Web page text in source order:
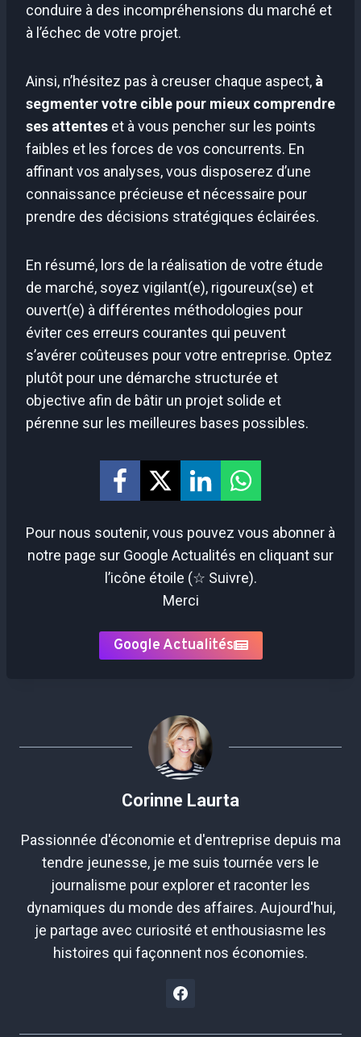
conduire à des incompréhensions du marché et
à l’échec de votre projet.
Ainsi, n’hésitez pas à creuser chaque aspect, à
segmenter votre cible pour mieux comprendre
ses attentes et à vous pencher sur les points
faibles et les forces de vos concurrents. En
affinant vos analyses, vous disposerez d’une
connaissance précieuse et nécessaire pour
prendre des décisions stratégiques éclairées.
En résumé, lors de la réalisation de votre étude
de marché, soyez vigilant(e), rigoureux(se) et
ouvert(e) à différentes méthodologies pour
éviter ces erreurs courantes qui peuvent
s’avérer coûteuses pour votre entreprise. Optez
plutôt pour une démarche structurée et
objective afin de bâtir un projet solide et
pérenne sur les meilleures bases possibles.
Pour nous soutenir, vous pouvez vous abonner à
notre page sur Google Actualités en cliquant sur
l’icône étoile (☆ Suivre).
Merci
Google Actualités
Corinne Laurta
Passionnée d'économie et d'entreprise depuis ma
tendre jeunesse, je me suis tournée vers le
journalisme pour explorer et raconter les
dynamiques du monde des affaires. Aujourd'hui,
je partage avec curiosité et enthousiasme les
histoires qui façonnent nos économies.